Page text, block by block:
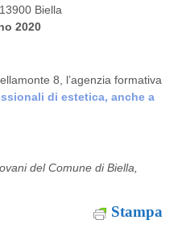
Biella
2020
8, l’agenzia formativa
di estetica, anche a
del Comune di Biella,
Stampa